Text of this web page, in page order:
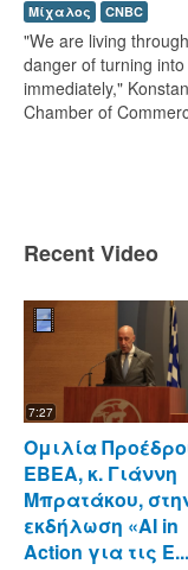
Μίχαλος CNBC
"We are living
danger of turning
immediately,"
Chamber of
Recent Video
7:27
Ομιλία
ΕΒΕΑ, κ. Γιάννη
Μπρατάκου,
εκδήλωση «AI in
Action για τις Ε...